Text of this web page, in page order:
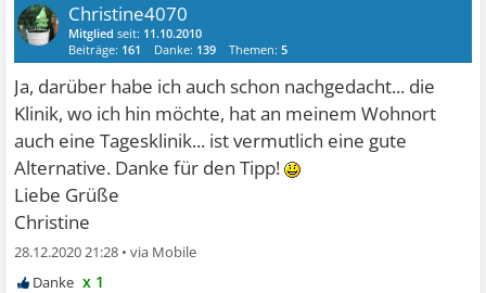
Christine4070
Mitglied seit: 11.10.2010
Beiträge: 161 Danke: 139 Themen:5
Ja, darüber habe ich auch schon nachgedacht... die
Klinik, wo ich hin möchte, hat an meinem Wohnort
auch eine Tagesklinik... ist vermutlich eine gute
Alternative. Danke für den Tipp!
Liebe Grüße
Christine
28.12.2020 21:28 •
x 1